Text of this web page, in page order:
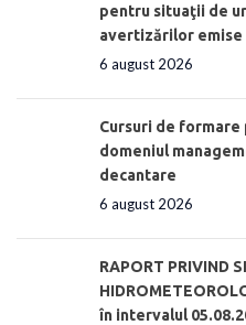
pentru situaţii de
avertizărilor emise
6 august 2026
Cursuri de
domeniul
decantare
6 august 2026
RAPORT PRIVIND
în intervalul